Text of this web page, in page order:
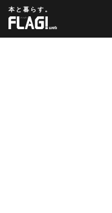
本と暮らす。